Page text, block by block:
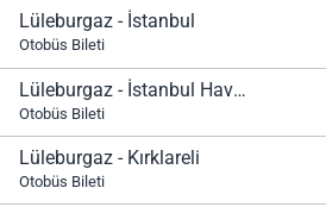
Lüleburgaz - İstanbul
Otobüs Bileti
Lüleburgaz - İstanbul Havalimanı
Otobüs Bileti
Lüleburgaz - Kırklareli
Otobüs Bileti